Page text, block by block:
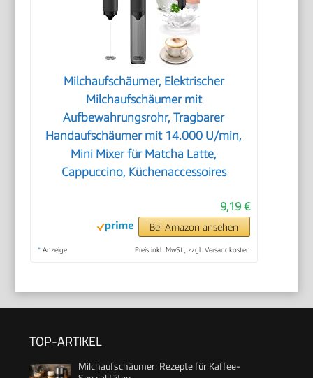
Milchaufschäumer, Elektrischer
Milchaufschäumer mit
Aufbewahrungsrohr, Tragbarer
Handaufschäumer mit 14.000 U/min,
Mini Mixer für Matcha Latte,
Cappuccino, Küchenaccessoires
9,19 €
Bei Amazon ansehen
* Anzeige Preis inkl. MwSt., zzgl. Versandkosten
TOP-ARTIKEL
Milchaufschäumer: Rezepte für Kaffee-